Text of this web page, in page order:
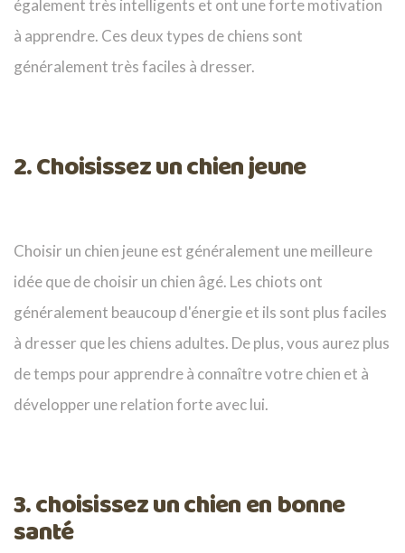
également très intelligents et ont une forte motivation
à apprendre. Ces deux types de chiens sont
généralement très faciles à dresser.
2. Choisissez un chien jeune
Choisir un chien jeune est généralement une meilleure
idée que de choisir un chien âgé. Les chiots ont
généralement beaucoup d'énergie et ils sont plus faciles
à dresser que les chiens adultes. De plus, vous aurez plus
de temps pour apprendre à connaître votre chien et à
développer une relation forte avec lui.
3. choisissez un chien en bonne
santé